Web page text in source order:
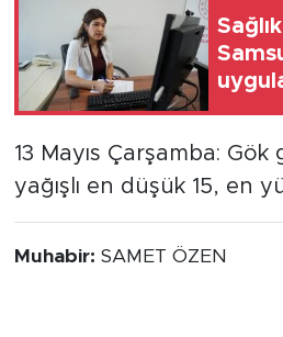
13 Mayıs Çarşamba:
yağışlı en düşük 15, en
Muhabir: SAMET ÖZEN